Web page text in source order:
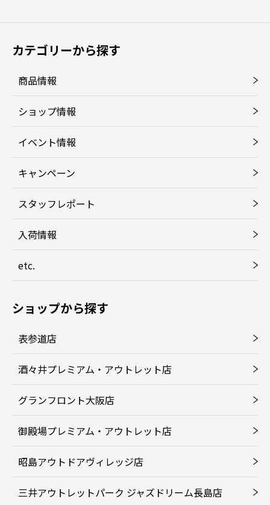
カテゴリーから探す
商品情報
ショップ情報
イベント情報
キャンペーン
スタッフレポート
入荷情報
etc.
ショップから探す
表参道店
酒々井プレミアム・アウトレット店
グランフロント大阪店
御殿場プレミアム・アウトレット店
昭島アウトドアヴィレッジ店
三井アウトレットパーク ジャズドリーム長島店